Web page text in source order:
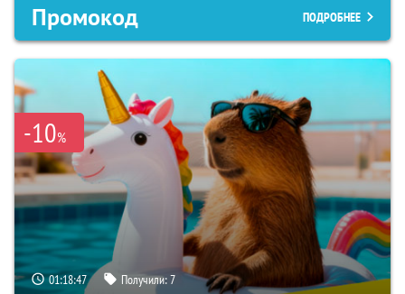
Промокод ПОДРОБНЕЕ
-10%
01:18:46 Получили:7